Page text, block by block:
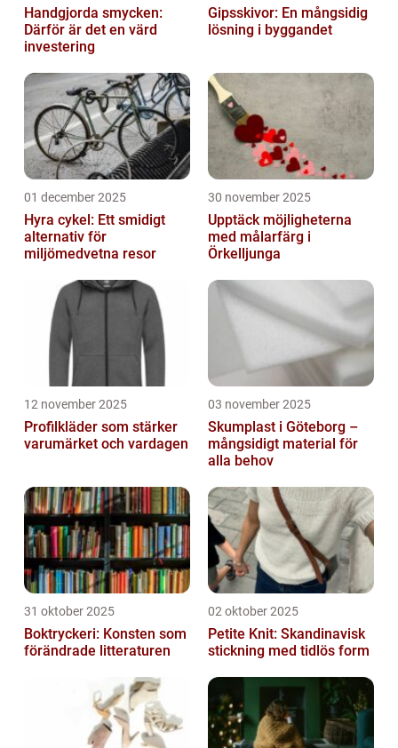
Handgjorda smycken:
Därför är det en värd
investering
Gipsskivor: En mångsidig
lösning i byggandet
01 december 2025
Hyra cykel: Ett smidigt
alternativ för
miljömedvetna resor
30 november 2025
Upptäck möjligheterna
med målarfärg i
Örkelljunga
12 november 2025
Profilkläder som stärker
varumärket och vardagen
03 november 2025
Skumplast i Göteborg –
mångsidigt material för
alla behov
31 oktober 2025
Boktryckeri: Konsten som
förändrade litteraturen
02 oktober 2025
Petite Knit: Skandinavisk
stickning med tidlös form